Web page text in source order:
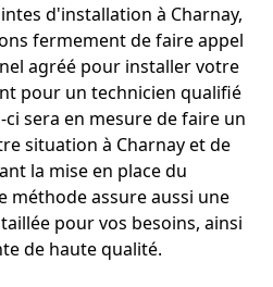
d'installation à Charnay,
fermement de faire appel
agréé pour installer votre
pour un technicien qualifié
ci sera en mesure de faire un
situation à Charnay et de
la mise en place du
méthode assure aussi une
pour vos besoins, ainsi
de haute qualité.